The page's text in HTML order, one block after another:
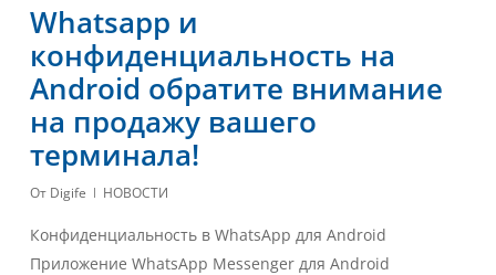
Whatsapp и
конфиденциальность на
Android обратите внимание
на продажу вашего
терминала!
От Digife НОВОСТИ
Конфиденциальность в WhatsApp для Android
Приложение WhatsApp Messenger для Android